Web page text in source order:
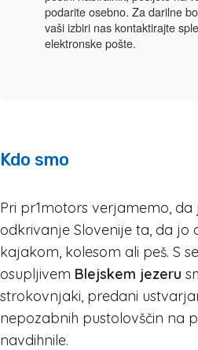
Kdo smo
Pri pr1motors verjamemo,
odkrivanje Slovenije ta, da jo
kajakom, kolesom ali peš. S
osupljivem Blejskem jezeru
strokovnjaki, predani
nepozabnih pustolovščin na
navdihnile.